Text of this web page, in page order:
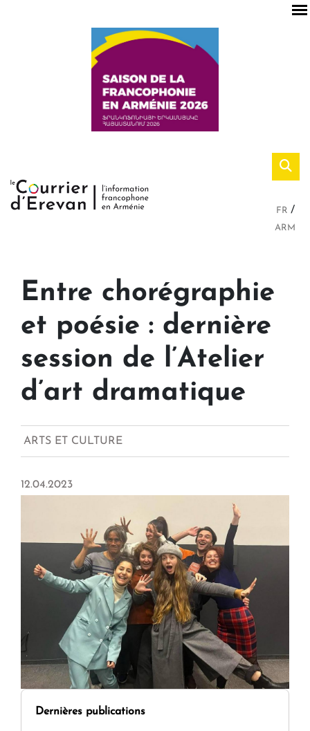
FR
ARM
Entre chorégraphie
et poésie : dernière
session de l’Atelier
d’art dramatique
ARTS ET CULTURE
12.04.2023
Dernières publications